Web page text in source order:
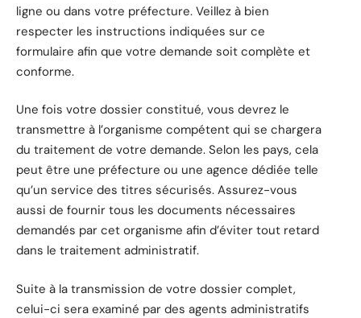
ligne ou dans votre préfecture. Veillez à bien
respecter les instructions indiquées sur ce
formulaire afin que votre demande soit complète et
conforme.
Une fois votre dossier constitué, vous devrez le
transmettre à l’organisme compétent qui se chargera
du traitement de votre demande. Selon les pays, cela
peut être une préfecture ou une agence dédiée telle
qu’un service des titres sécurisés. Assurez-vous
aussi de fournir tous les documents nécessaires
demandés par cet organisme afin d’éviter tout retard
dans le traitement administratif.
Suite à la transmission de votre dossier complet,
celui-ci sera examiné par des agents administratifs